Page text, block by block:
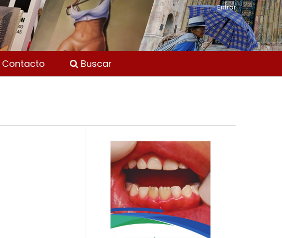
Contacto Buscar
Entrar